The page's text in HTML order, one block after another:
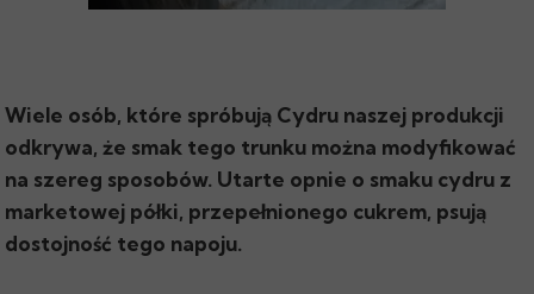
Wiele osób, które spróbują Cydru naszej produkcji
odkrywa, że smak tego trunku można modyfikować
na szereg sposobów. Utarte opnie o smaku cydru z
marketowej półki, przepełnionego cukrem, psują
dostojność tego napoju.